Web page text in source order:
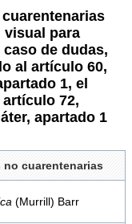
visual para
de dudas,
al artículo 60,
1, el
72,
apartado 1
no cuarentenarias
(Murrill) Barr